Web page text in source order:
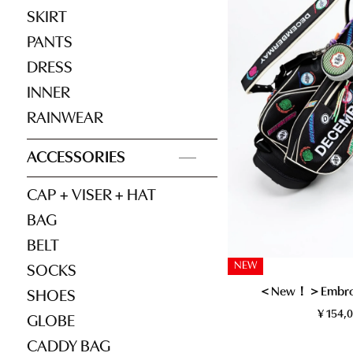
OTHER GOODS
SKIRT
PANTS
DRESS
INNER
RAINWEAR
ACCESSORIES
CAP + VISER + HAT
BAG
BELT
SOCKS
SHOES
GLOBE
CADDY BAG
NEW
＜New！＞
¥